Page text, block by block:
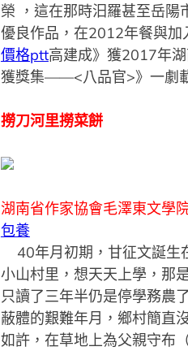
榮 ，這在那時汨羅甚至岳陽
優良作品，在2012年餐與加
價格ptt高建成》獲2017年
獲獎集——<八品官>》一劇
撈刀河里撈菜餅
湖南省作家協會毛澤東文學
包養
40年月初期，甘征文誕生
小山村里，想天天上學，那
只讀了三年半仍是停學務農
蔽體的艱難年月，鄉村簡直
如許，在草地上為父親守布